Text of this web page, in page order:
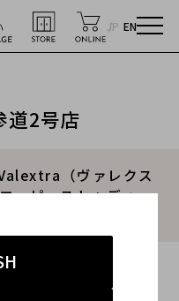
JP EN
道2号店
（ヴァレクス
ーピーストゥディ